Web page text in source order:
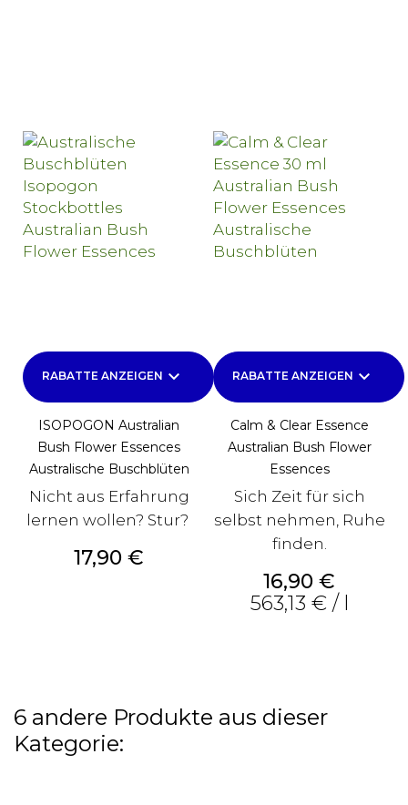
RABATTE ANZEIGEN keyboard_arrow_down
ISOPOGON Australian
Bush Flower Essences
Australische Buschblüten
Nicht aus Erfahrung
lernen wollen? Stur?
Preis
17,90 €
RABATTE ANZEIGEN keyboard_arrow_down
Calm & Clear Essence
Australian Bush Flower
Essences
Sich Zeit für sich
selbst nehmen, Ruhe
finden.
Preis
16,90 €
563,13 € / l
6 andere Produkte aus dieser
Kategorie: